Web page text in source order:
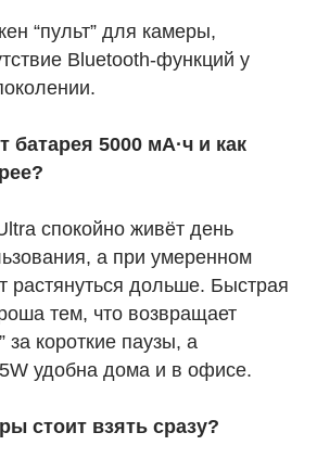
“пульт” для камеры,
Bluetooth-функций у
батарея 5000 мА·ч и как
спокойно живёт день
а при умеренном
дольше. Быстрая
тем, что возвращает
за короткие паузы, а
удобна дома и в офисе.
стоит взять сразу?